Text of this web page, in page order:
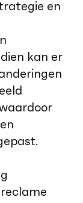
en
kan er